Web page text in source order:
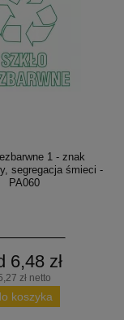
1 - znak
segregacja śmieci -
PA060
6,48 zł
zł netto
koszyka